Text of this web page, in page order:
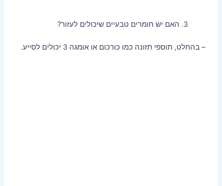
האם יש חומרים טבעיים שיכולים לעזור?
– בהחלט, תוספי תזונה כמו כורכום או אומגה 3 יכולים לסייע.